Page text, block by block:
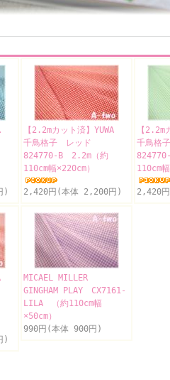
)
【2.2mカット済】YUWA
千鳥格子 レッド
824770-B 2.2m（約
110cm幅×220cm）
2,420円(本体 2,200円)
【2.2m
千鳥格
110cm
2,420
)
MICAEL MILLER
GINGHAM PLAY CX7161-
LILA （約110cm幅
×50cm）
990円(本体 900円)